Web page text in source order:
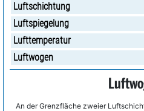
Luftschichtung
Luftspiegelung
Lufttemperatur
Luftwogen
An der Grenzfläche zweier